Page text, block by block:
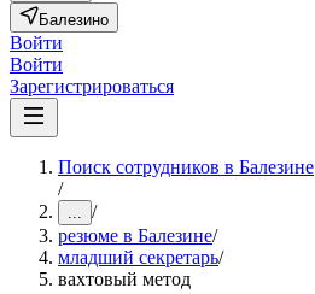
Балезино
Войти
Войти
Зарегистрироваться
Поиск сотрудников в Балезине
/
... /
резюме в Балезине/
младший секретарь/
вахтовый метод